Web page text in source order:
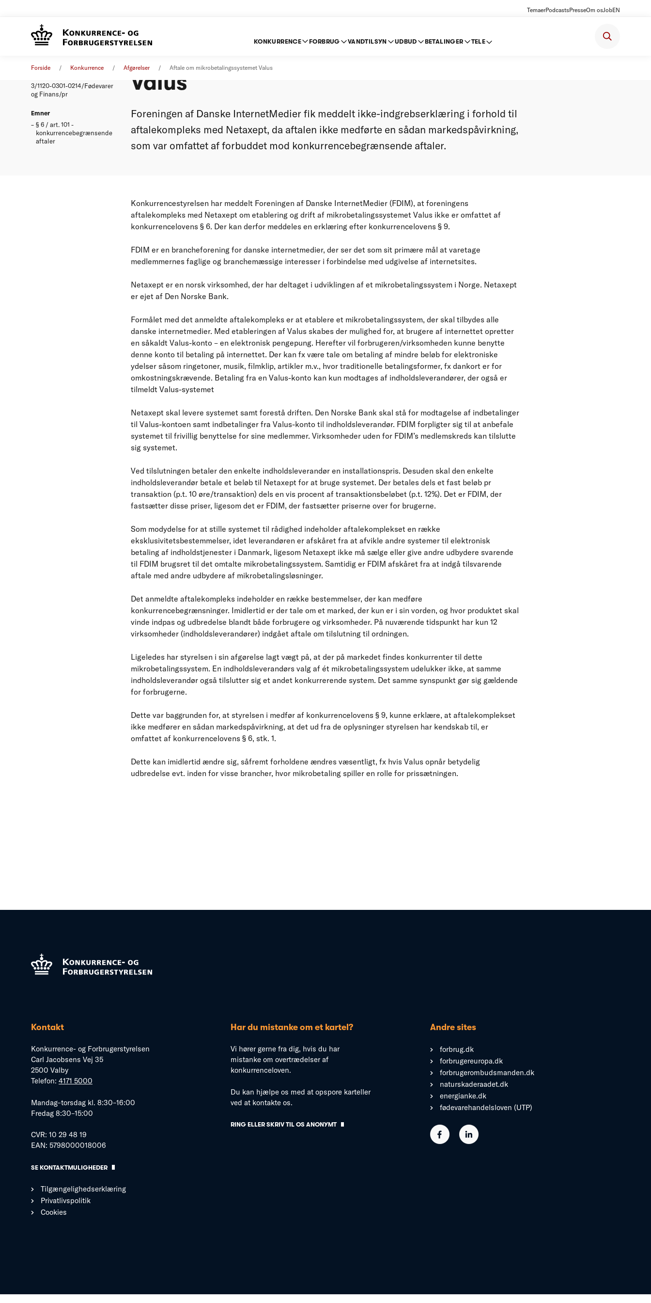
TemaerPodcastsPresseOm osJobEN
KONKURRENCE FORBRUG VANDTILSYN UDBUD BETALINGER TELE
Forside Konkurrence Afgørelser Aftale om mikrobetalingssystemet Valus
3/1120-0301-0214/Fødevarer
og Finans/pr
Emner
§ 6 / art. 101 -
konkurrencebegrænsende
aftaler
Valus
Foreningen af Danske InternetMedier fik meddelt ikke-indgrebserklæring i forhold til
aftalekompleks med Netaxept, da aftalen ikke medførte en sådan markedspåvirkning,
som var omfattet af forbuddet mod konkurrencebegrænsende aftaler.
Konkurrencestyrelsen har meddelt Foreningen af Danske InternetMedier (FDIM), at foreningens
aftalekompleks med Netaxept om etablering og drift af mikrobetalingssystemet Valus ikke er omfattet af
konkurrencelovens § 6. Der kan derfor meddeles en erklæring efter konkurrencelovens § 9.
FDIM er en brancheforening for danske internetmedier, der ser det som sit primære mål at varetage
medlemmernes faglige og branchemæssige interesser i forbindelse med udgivelse af internetsites.
Netaxept er en norsk virksomhed, der har deltaget i udviklingen af et mikrobetalingssystem i Norge. Netaxept
er ejet af Den Norske Bank.
Formålet med det anmeldte aftalekompleks er at etablere et mikrobetalingssystem, der skal tilbydes alle
danske internetmedier. Med etableringen af Valus skabes der mulighed for, at brugere af internettet opretter
en såkaldt Valus-konto – en elektronisk pengepung. Herefter vil forbrugeren/virksomheden kunne benytte
denne konto til betaling på internettet. Der kan fx være tale om betaling af mindre beløb for elektroniske
ydelser såsom ringetoner, musik, filmklip, artikler m.v., hvor traditionelle betalingsformer, fx dankort er for
omkostningskrævende. Betaling fra en Valus-konto kan kun modtages af indholdsleverandører, der også er
tilmeldt Valus-systemet
Netaxept skal levere systemet samt forestå driften. Den Norske Bank skal stå for modtagelse af indbetalinger
til Valus-kontoen samt indbetalinger fra Valus-konto til indholdsleverandør. FDIM forpligter sig til at anbefale
systemet til frivillig benyttelse for sine medlemmer. Virksomheder uden for FDIM’s medlemskreds kan tilslutte
sig systemet.
Ved tilslutningen betaler den enkelte indholdsleverandør en installationspris. Desuden skal den enkelte
indholdsleverandør betale et beløb til Netaxept for at bruge systemet. Der betales dels et fast beløb pr
transaktion (p.t. 10 øre/transaktion) dels en vis procent af transaktionsbeløbet (p.t. 12%). Det er FDIM, der
fastsætter disse priser, ligesom det er FDIM, der fastsætter priserne over for brugerne.
Som modydelse for at stille systemet til rådighed indeholder aftalekomplekset en række
eksklusivitetsbestemmelser, idet leverandøren er afskåret fra at afvikle andre systemer til elektronisk
betaling af indholdstjenester i Danmark, ligesom Netaxept ikke må sælge eller give andre udbydere svarende
til FDIM brugsret til det omtalte mikrobetalingssystem. Samtidig er FDIM afskåret fra at indgå tilsvarende
aftale med andre udbydere af mikrobetalingsløsninger.
Det anmeldte aftalekompleks indeholder en række bestemmelser, der kan medføre
konkurrencebegrænsninger. Imidlertid er der tale om et marked, der kun er i sin vorden, og hvor produktet skal
vinde indpas og udbredelse blandt både forbrugere og virksomheder. På nuværende tidspunkt har kun 12
virksomheder (indholdsleverandører) indgået aftale om tilslutning til ordningen.
Ligeledes har styrelsen i sin afgørelse lagt vægt på, at der på markedet findes konkurrenter til dette
mikrobetalingssystem. En indholdsleverandørs valg af ét mikrobetalingssystem udelukker ikke, at samme
indholdsleverandør også tilslutter sig et andet konkurrerende system. Det samme synspunkt gør sig gældende
for forbrugerne.
Dette var baggrunden for, at styrelsen i medfør af konkurrencelovens § 9, kunne erklære, at aftalekomplekset
ikke medfører en sådan markedspåvirkning, at det ud fra de oplysninger styrelsen har kendskab til, er
omfattet af konkurrencelovens § 6, stk. 1.
Dette kan imidlertid ændre sig, såfremt forholdene ændres væsentligt, fx hvis Valus opnår betydelig
udbredelse evt. inden for visse brancher, hvor mikrobetaling spiller en rolle for prissætningen.
Kontakt
Konkurrence- og Forbrugerstyrelsen
Carl Jacobsens Vej 35
2500 Valby
Telefon: 4171 5000
Mandag–torsdag kl. 8:30–16:00
Fredag 8:30–15:00
CVR: 10 29 48 19
EAN: 5798000018006
SE KONTAKTMULIGHEDER
Tilgængelighedserklæring
Privatlivspolitik
Cookies
Har du mistanke om et kartel?
Vi hører gerne fra dig, hvis du har
mistanke om overtrædelser af
konkurrenceloven.
Du kan hjælpe os med at opspore karteller
ved at kontakte os.
RING ELLER SKRIV TIL OS ANONYMT
Andre sites
forbrug.dk
forbrugereuropa.dk
forbrugerombudsmanden.dk
naturskaderaadet.dk
energianke.dk
fødevarehandelsloven (UTP)